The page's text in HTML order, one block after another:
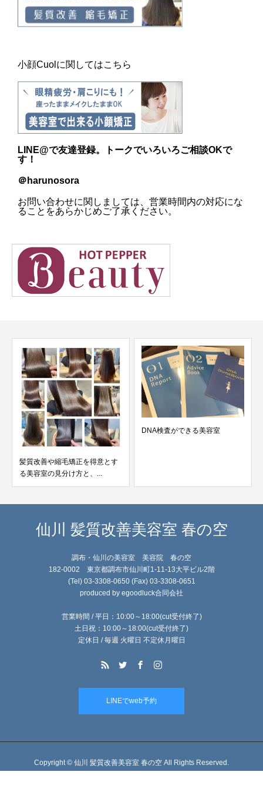
小顔Cuolに関してはこちら
LINE@で友達登録。トークでいろいろご相談OKで
す！
＠harunosora
お問い合わせに関しましては、営業時間内の対応にな
ることをあらかじめご了承ください。
髪質改善や縮毛矯正を得意とす
る美容室の見分け方と、...
DNA検査ができる美容室
仙川 髪質改善美容室 春の空
調布・仙川の美容室 美容院 春の空
182-0002 東京都調布市仙川町1-11-13大平ビル2階
(Tel) 03-3308-0650 (Fax) 03-3308-0651
produced by egoodluck合同会社
営業時間 / 平日：10:00～18:00(cut受付終了)
土日祝：10:00～18:00(cut受付終了)
定休日 / 毎週 火曜日 不定休月曜日
LINEでweb予約
Copyright © 仙川 髪質改善美容室 春の空 All Rights Reserved.